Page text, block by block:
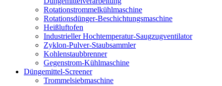
Rotationstrommelkühlmaschine
Rotationsdünger-Beschichtungsmaschine
Heißluftofen
Industrieller Hochtemperatur-Saugzugventilator
Zyklon-Pulver-Staubsammler
Kohlenstaubbrenner
Gegenstrom-Kühlmaschine
Düngemittel-Screener
Trommelsiebmaschine